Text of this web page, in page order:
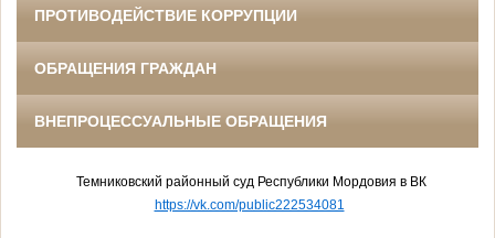
ПРОТИВОДЕЙСТВИЕ КОРРУПЦИИ
ОБРАЩЕНИЯ ГРАЖДАН
ВНЕПРОЦЕССУАЛЬНЫЕ ОБРАЩЕНИЯ
Темниковский районный суд Республики Мордовия в ВК
https://vk.com/public222534081